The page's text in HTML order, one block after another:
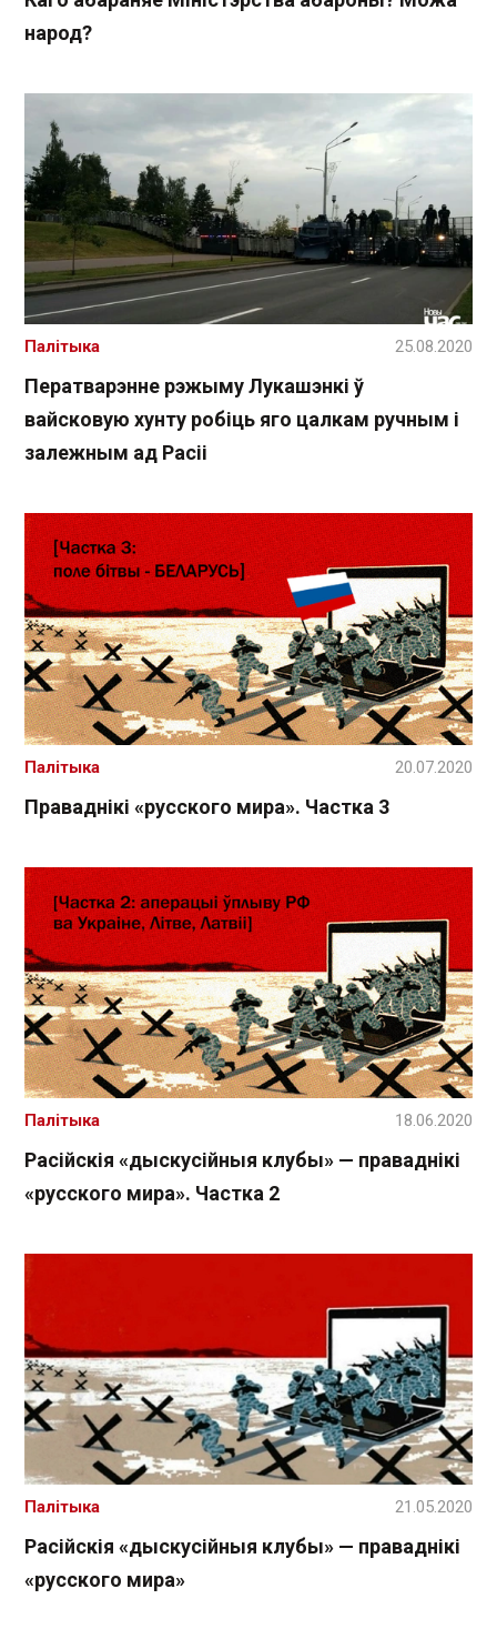
народ?
Ператварэнне рэжыму Лукашэнкі ў
вайсковую хунту робіць яго цалкам ручным і
залежным ад Расіі
Палітыка 25.08.2020
Праваднікі «русского мира». Частка 3
Палітыка 20.07.2020
Расійскія «дыскусійныя клубы» — праваднікі
«русского мира». Частка 2
Палітыка 18.06.2020
Расійскія «дыскусійныя клубы» — праваднікі
«русского мира»
Палітыка 21.05.2020